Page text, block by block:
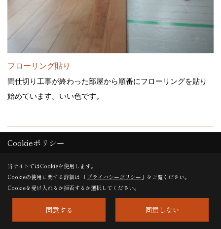
フローリング貼り
間仕切り工事が終わった部屋から順番にフローリングを貼り
始めています。いい色です。
28. 2014年01月09日
Cookieポリシー
当サイトではCookieを使用します。
Cookieの使用に関する詳細は 「プライバシーポリシー 」をご覧ください。
Cookieを受け入れるか拒否するか選択してください。
同意する 同意しない